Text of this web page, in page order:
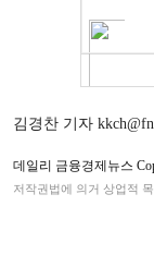
김경찬 기자
데일리 금융경제뉴스
저작권법에 의거 상업적